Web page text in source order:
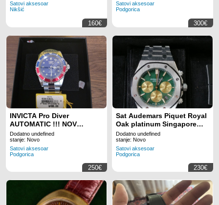
Satovi aksesoar
Nikšić
160€
Satovi aksesoar
Podgorica
300€
INVICTA Pro Diver
AUTOMATIC !!! NOV
NERASPAKOVAN!!!
Dodatno undefined
stanje: Novo
Satovi aksesoar
Podgorica
250€
Sat Audemars Piquet Royal
Oak platinum Singapore
Limited Edition
Dodatno undefined
stanje: Novo
Satovi aksesoar
Podgorica
230€